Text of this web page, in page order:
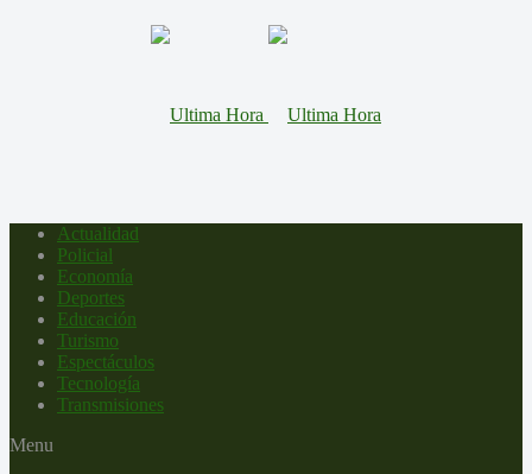
Actualidad
Policial
Economía
Deportes
Educación
Turismo
Espectáculos
Tecnología
Transmisiones
Menu